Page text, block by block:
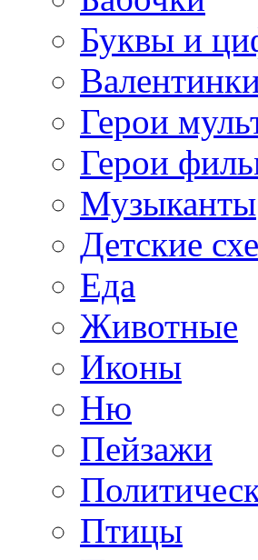
Буквы и
Герои
Герои
Музыканты
Детские
Еда
Животные
Иконы
Ню
Пейзажи
Птицы